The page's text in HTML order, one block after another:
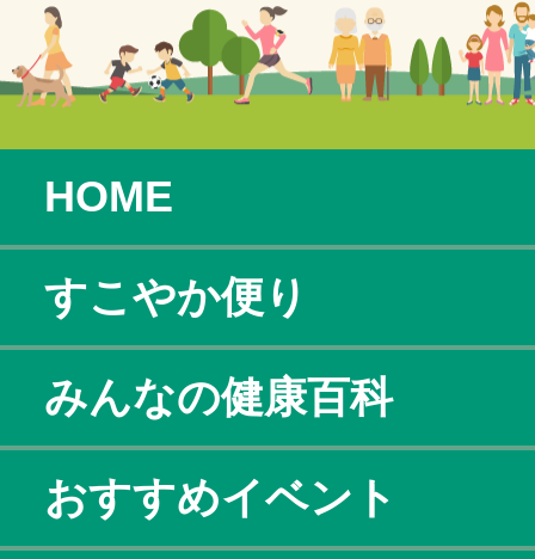
HOME
すこやか便り
みんなの健康百科
おすすめイベント